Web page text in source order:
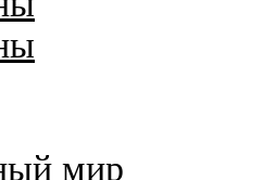
мир